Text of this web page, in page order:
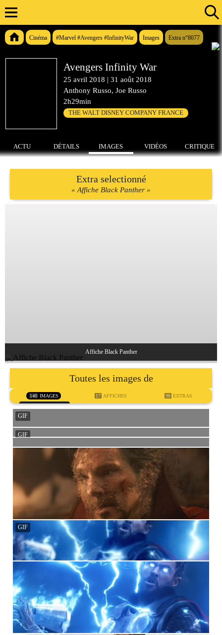
Cinéma #Marvel #Avengers #InfinityWar Images Extra n°8077
Avengers Infinity War
25 avril 2018 | 31 août 2018
Anthony Russo, Joe Russo
2h29min
THE WALT DISNEY COMPANY FRANCE
ACTU DÉTAILS IMAGES VIDÉOS CRITIQUE
Extra selectionné
« Affiche Black Panther »
Affiche Black Panther
Toutes les images de
140 IMAGES 17 AFFICHES 98 EXTRAS